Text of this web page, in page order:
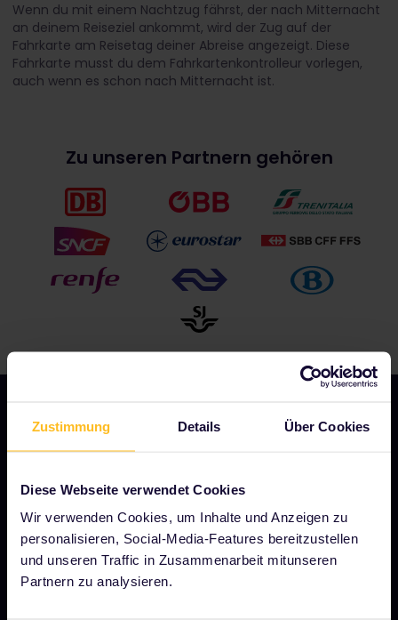
Zustimmung Details Über Cookies
Diese Webseite verwendet Cookies
Wir verwenden Cookies, um Inhalte und Anzeigen zu
personalisieren, Social-Media-Features bereitzustellen
und unseren Traffic in Zusammenarbeit mitunseren
Partnern zu analysieren.
Wenn du mit einem Nachtzug fährst, der nach Mitternacht
an deinem Reiseziel ankommt, wird der Zug auf der
Fahrkarte am Reisetag deiner Abreise angezeigt. Diese
Fahrkarte musst du dem Fahrkartenkontrolleur vorlegen,
auch wenn es schon nach Mitternacht ist.
Zu unseren Partnern gehören
Über uns
Pressebereich
Unser Partner werden